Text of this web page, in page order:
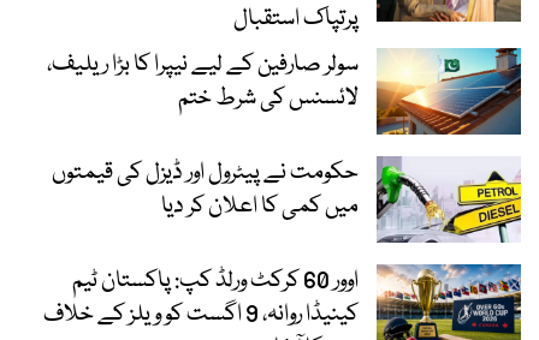
پرتپاک استقبال
سولر صارفین کے لیے نیپرا کا بڑا ریلیف،
لائسنس کی شرط ختم
حکومت نے پیٹرول اور ڈیزل کی قیمتوں
میں کمی کا اعلان کر دیا
اوور 60 کرکٹ ورلڈ کپ: پاکستان ٹیم
کینیڈا روانہ، 9 اگست کو ویلز کے خلاف